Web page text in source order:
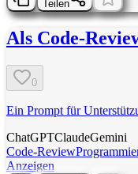
Teilen
Als Code-
0
Ein Prompt für
ChatGPTClaudeGemini
Code-Review
Anzeigen